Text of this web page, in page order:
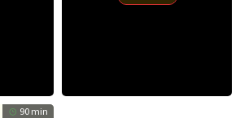
90 min